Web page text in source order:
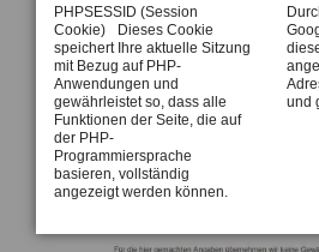
PHPSESSID (Session
Cookie) Dieses Cookie
speichert Ihre aktuelle Sitzung
mit Bezug auf PHP-
Anwendungen und
gewährleistet so, dass alle
Funktionen der Seite, die auf
der PHP-
Programmiersprache
basieren, vollständig
angezeigt werden können.
und